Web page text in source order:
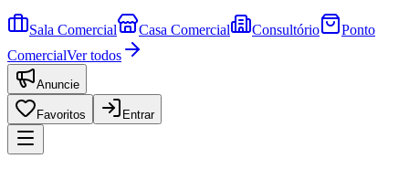
Sala Comercial Casa Comercial Consultório
Ponto
ComercialVer todos
Anuncie
Favoritos Entrar